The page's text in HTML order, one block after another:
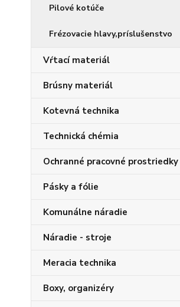
Pilové kotúče
Frézovacie hlavy,príslušenstvo
Vŕtací materiál
Brúsny materiál
Kotevná technika
Technická chémia
Ochranné pracovné prostriedky
Pásky a fólie
Komunálne náradie
Náradie - stroje
Meracia technika
Boxy, organizéry